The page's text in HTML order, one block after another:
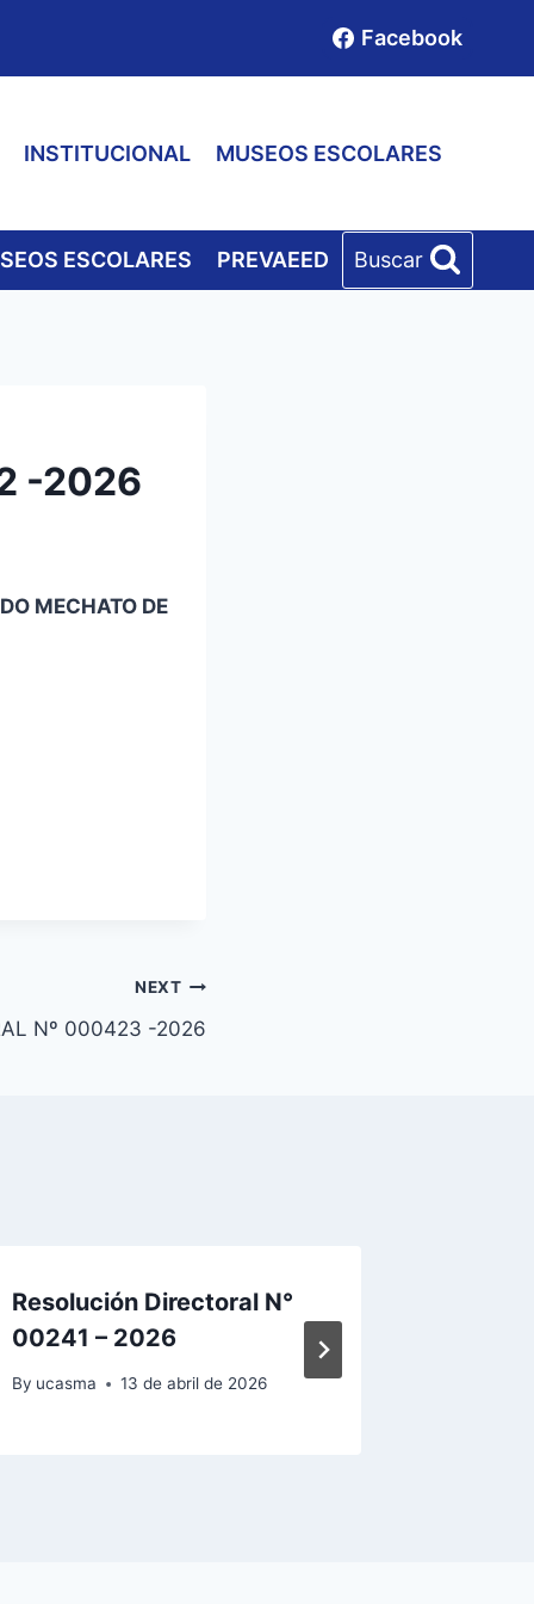
Facebook
INSTITUCIONAL MUSEOS ESCOLARES
ESCOLARES PREVAEED Buscar
-2026
MECHATO DE
NEXT
Nº 000423 -2026
Resolución Directoral N°
00241 – 2026
By ucasma 13 de abril de 2026